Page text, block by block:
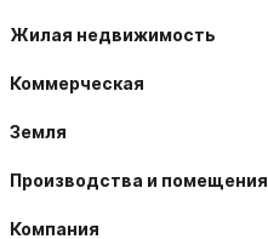
Жилая недвижимость
Коммерческая
Земля
Производства и помещения
Компания